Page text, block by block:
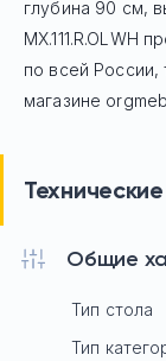
глубина 90 см,
MX.111.R.OLWH
по всей России,
магазине
Общие
Тип стола
Тип